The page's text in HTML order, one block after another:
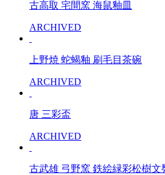
古高取 宅間窯 海鼠釉皿
ARCHIVED
上野焼 蛇蝎釉 刷毛目茶碗
ARCHIVED
唐 三彩盃
ARCHIVED
古武雄 弓野窯 鉄絵緑彩松樹文